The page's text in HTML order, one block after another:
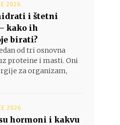
2026.
i štetni
kako ih
birati?
od tri osnovna
proteine i masti. Oni
za organizam,
2026.
hormoni i kakvu